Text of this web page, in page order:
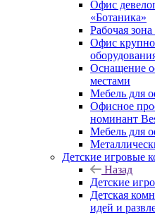
Офис
«Ботаника»
Рабочая
Офис
Оснащение
местами
Мебель для
Офисное
номинант
Мебель для
Детские игровые
Назад
Детские
Детская
идей и